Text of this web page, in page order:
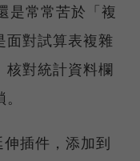
是常常苦於「複
面對試算表複雜
核對統計資料欄
插件，添加到